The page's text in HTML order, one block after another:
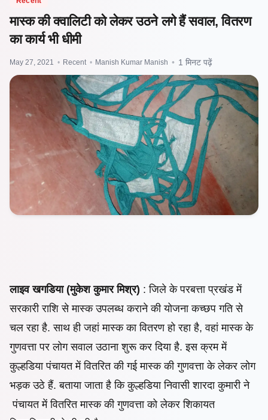
मास्क की क्वालिटी को लेकर उठने लगे हैं सवाल, वितरण
का कार्य भी धीमी
May 27, 2021 • Recent • Manish Kumar Manish • 1 मिनट पढ़ें
लाइव खगडिया (मुकेश कुमार मिश्र) : जिले के परबत्ता प्रखंड में
सरकारी राशि से मास्क उपलब्ध कराने की योजना कच्छप गति से
चल रहा है. साथ ही जहां मास्क का वितरण हो रहा है, वहां मास्क के
गुणवत्ता पर लोग सवाल उठाना शुरू कर दिया है. इस क्रम में
कुल्हडिया पंचायत में वितरित की गई मास्क की गुणवत्ता के लेकर लोग
भड़क उठे हैं. बताया जाता है कि कुल्हडिया निवासी शारदा कुमारी ने
पंचायत में वितरित मास्क की गुणवत्ता को लेकर शिकायत